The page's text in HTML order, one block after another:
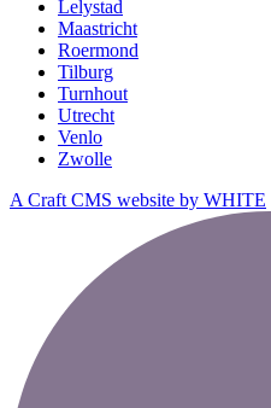
Lelystad
Maastricht
Roermond
Tilburg
Turnhout
Utrecht
Venlo
Zwolle
A Craft CMS website by WHITE